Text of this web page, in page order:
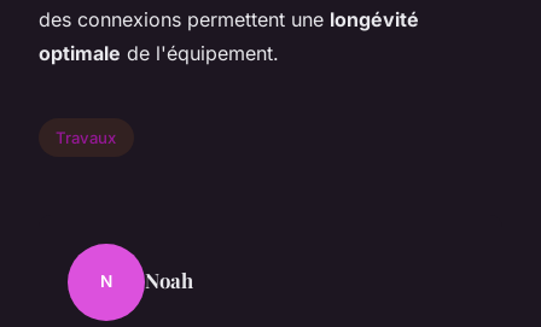
des connexions permettent une longévité
optimale de l'équipement.
Travaux
N Noah